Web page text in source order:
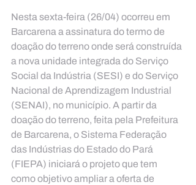
Nesta sexta-feira (26/04) ocorreu em
Barcarena a assinatura do termo de
doação do terreno onde será construída
a nova unidade integrada do Serviço
Social da Indústria (SESI) e do Serviço
Nacional de Aprendizagem Industrial
(SENAI), no município. A partir da
doação do terreno, feita pela Prefeitura
de Barcarena, o Sistema Federação
das Indústrias do Estado do Pará
(FIEPA) iniciará o projeto que tem
como objetivo ampliar a oferta de